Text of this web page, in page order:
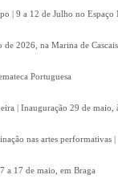
| 9 a 12 de Julho no
2026, na Marina de Cascais
Portuguesa
| Inauguração 29 de
nas artes
a 17 de maio, em Braga